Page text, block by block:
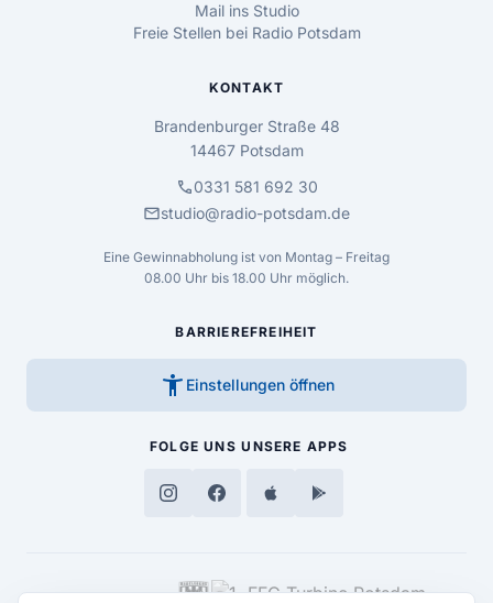
Mail ins Studio
Freie Stellen bei Radio Potsdam
KONTAKT
Brandenburger Straße 48
14467 Potsdam
call0331 581 692 30
mailstudio@radio-potsdam.de
Eine Gewinnabholung ist von Montag – Freitag
08.00 Uhr bis 18.00 Uhr möglich.
BARRIEREFREIHEIT
accessibility_new Einstellungen öffnen
FOLGE UNS UNSERE APPS
MEDIENPARTNER